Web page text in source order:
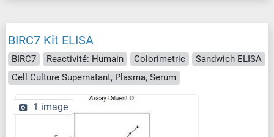
BIRC7 Kit ELISA
BIRC7 Reactivité: Humain Colorimetric
Sandwich ELISA
Cell Culture Supernatant, Plasma, Serum
1 image